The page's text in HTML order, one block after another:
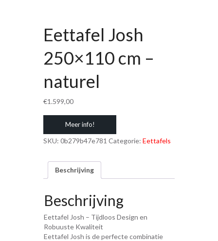
Eettafel Josh
250×110 cm –
naturel
€1.599,00
Meer info!
SKU: 0b279b47e781 Categorie: Eettafels
Beschrijving
Beschrijving
Eettafel Josh – Tijdloos Design en
Robuuste Kwaliteit
Eettafel Josh is de perfecte combinatie